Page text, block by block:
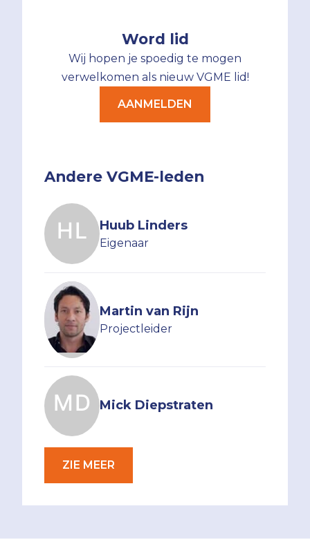
Word lid
Wij hopen je spoedig te mogen
verwelkomen als nieuw VGME lid!
AANMELDEN
Andere VGME-leden
Huub Linders
Eigenaar
Martin van Rijn
Projectleider
Mick Diepstraten
ZIE MEER